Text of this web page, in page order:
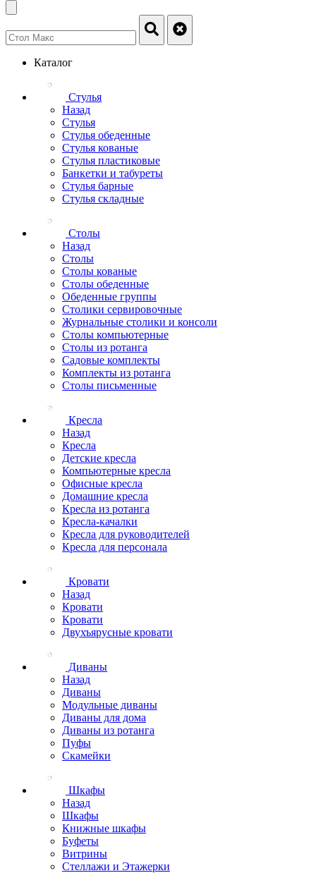
Каталог
Стулья
Назад
Стулья
Стулья обеденные
Стулья кованые
Стулья пластиковые
Банкетки и табуреты
Стулья барные
Стулья складные
Столы
Назад
Столы
Столы кованые
Столы обеденные
Обеденные группы
Столики сервировочные
Журнальные столики и консоли
Столы компьютерные
Столы из ротанга
Садовые комплекты
Комплекты из ротанга
Столы письменные
Кресла
Назад
Кресла
Детские кресла
Компьютерные кресла
Офисные кресла
Домашние кресла
Кресла из ротанга
Кресла-качалки
Кресла для руководителей
Кресла для персонала
Кровати
Назад
Кровати
Кровати
Двухъярусные кровати
Диваны
Назад
Диваны
Модульные диваны
Диваны для дома
Диваны из ротанга
Пуфы
Скамейки
Шкафы
Назад
Шкафы
Книжные шкафы
Буфеты
Витрины
Стеллажи и Этажерки